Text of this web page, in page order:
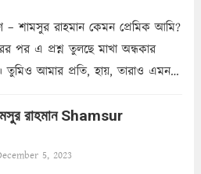
– শামসুর রাহমান কেমন প্রেমিক আমি?
পর এ প্রশ্ন তুলছে মাখা অন্ধকার
তুমিও আমার প্রতি, হায়, তারাও এমন
নইলে একটি দেয়াল নিমেষেই ভীষণ
রাহমান Shamsur
5, 2023